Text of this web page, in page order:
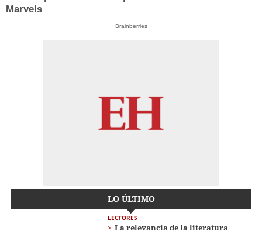
Marvels
Brainberries
LO ÚLTIMO
LECTORES
La relevancia de la literatura